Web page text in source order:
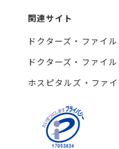
関連サイト
ドクターズ・ファイル
ドクターズ・ファイ
ホスピタルズ・ファイ